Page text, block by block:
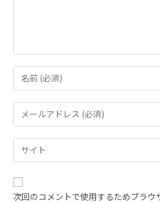
次回のコメントで使用するためブラウ